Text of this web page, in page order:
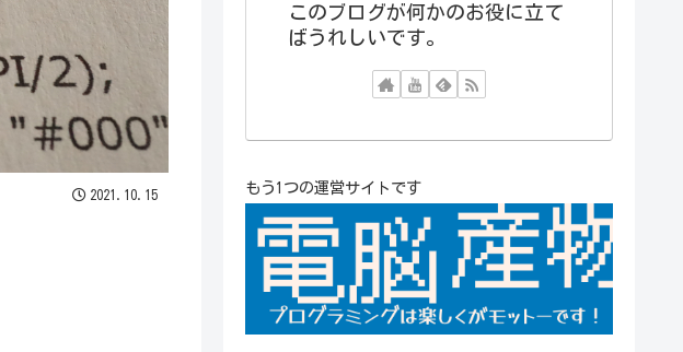
2021.10.15
このブログが何かのお役に立て
ばうれしいです。
もう1つの運営サイトです